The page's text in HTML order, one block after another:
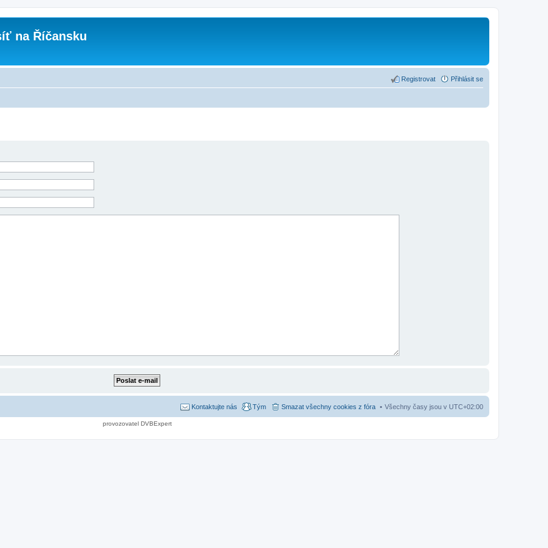
na Říčansku
Přihlásit se
Registrovat
Všechny časy jsou v UTC+02:00
Smazat všechny cookies z fóra
Tým
Kontaktujte nás
provozovatel DVBExpert